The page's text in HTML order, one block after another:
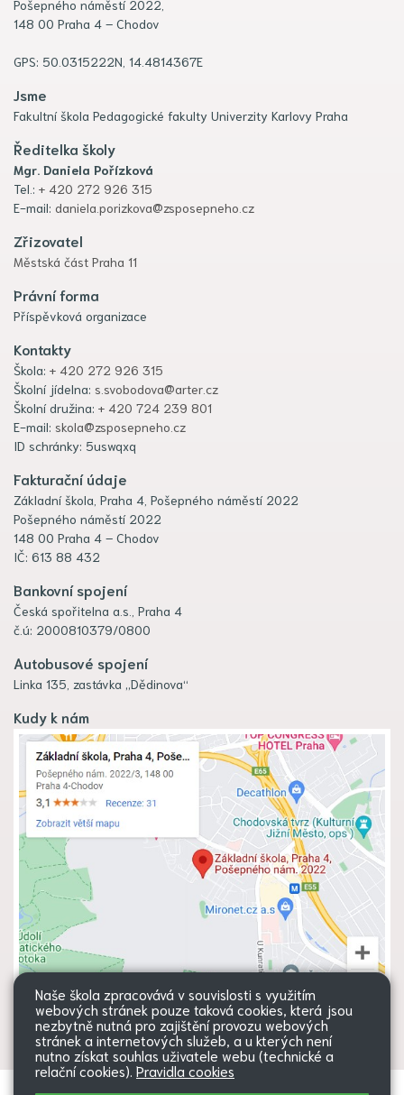
Pošepného náměstí 2022,
148 00 Praha 4 – Chodov
GPS: 50.0315222N, 14.4814367E
Jsme
Fakultní škola Pedagogické fakulty Univerzity Karlovy Praha
Ředitelka školy
Mgr. Daniela Pořízková
Tel.: + 420 272 926 315
E-mail: daniela.porizkova@zsposepneho.cz
Zřizovatel
Městská část Praha 11
Právní forma
Příspěvková organizace
Kontakty
Škola: + 420 272 926 315
Školní jídelna: s.svobodova@arter.cz
Školní družina: + 420 724 239 801
E-mail: skola@zsposepneho.cz
ID schránky: 5uswqxq
Fakturační údaje
Základní škola, Praha 4, Pošepného náměstí 2022
Pošepného náměstí 2022
148 00 Praha 4 – Chodov
IČ: 613 88 432
Bankovní spojení
Česká spořitelna a.s., Praha 4
č.ú: 2000810379/0800
Autobusové spojení
Linka 135, zastávka „Dědinova“
Kudy k nám
Naše škola zpracovává v souvislosti s využitím
webových stránek pouze taková cookies, která jsou
nezbytně nutná pro zajištění provozu webových
stránek a internetových služeb, a u kterých není
nutno získat souhlas uživatele webu (technické a
relační cookies). Pravidla cookies